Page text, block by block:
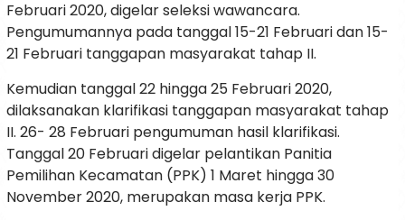
Februari 2020, digelar seleksi wawancara.
Pengumumannya pada tanggal 15-21 Februari dan 15-
21 Februari tanggapan masyarakat tahap II.
Kemudian tanggal 22 hingga 25 Februari 2020,
dilaksanakan klarifikasi tanggapan masyarakat tahap
II. 26- 28 Februari pengumuman hasil klarifikasi.
Tanggal 20 Februari digelar pelantikan Panitia
Pemilihan Kecamatan (PPK) 1 Maret hingga 30
November 2020, merupakan masa kerja PPK.